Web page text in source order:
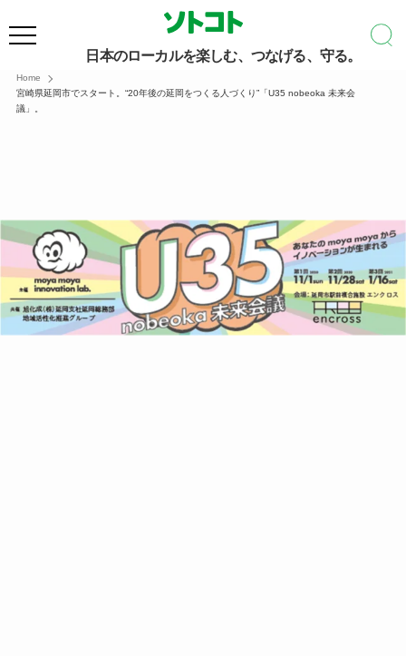
日本のローカルを楽しむ、つなげる、守る。
Home
宮崎県延岡市でスタート。“20年後の延岡をつくる人づくり”「U35 nobeoka 未来会
議」。